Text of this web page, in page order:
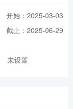
开始：2025-03-03
截止：2025-06-29
未设置